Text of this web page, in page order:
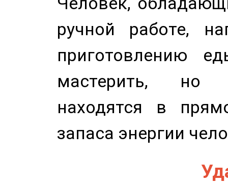
ручной работе,
приготовлению
мастерить, но
находятся в
запаса энергии